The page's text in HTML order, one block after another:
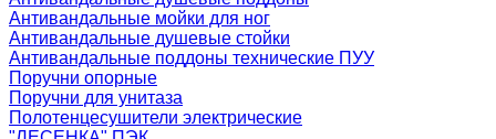
Антивандальные мойки для ног
Антивандальные душевые стойки
Антивандальные поддоны технические ПУУ
Поручни опорные
Поручни для унитаза
Полотенцесушители электрические